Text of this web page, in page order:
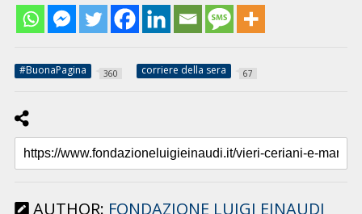
#BuonaPagina 360 corriere della sera 67
AUTHOR: FONDAZIONE LUIGI EINAUDI